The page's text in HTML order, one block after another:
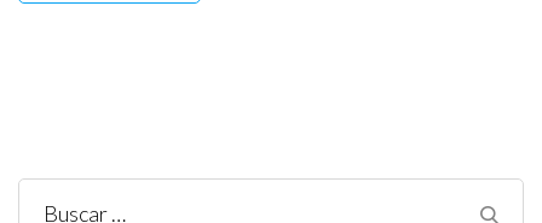
Buscar: